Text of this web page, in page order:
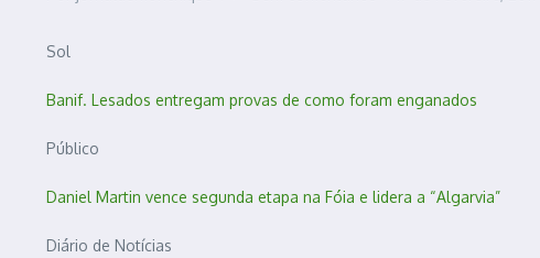
Sol
Banif. Lesados entregam provas de como foram enganados
Público
Daniel Martin vence segunda etapa na Fóia e lidera a “Algarvia”
Diário de Notícias